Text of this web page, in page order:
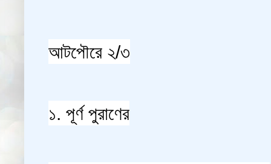
আটপৌরে ২/৩
১. পূর্ণ পুরাণের